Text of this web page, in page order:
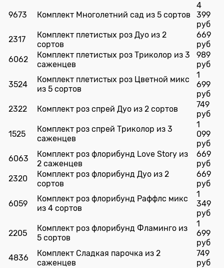
9673 Комплект Многолетний сад из 5 сортов
4
399
руб
2317
Комплект плетистых роз Дуо из 2
сортов
669
руб
6062
Комплект плетистых роз Триколор из 3
саженцев
989
руб
3524
Комплект плетистых роз Цветной микс
из 5 сортов
1
699
руб
2322
Комплект роз спрей Дуо из 2 сортов
749
руб
1525
Комплект роз спрей Триколор из 3
саженцев
1
099
руб
6063
Комплект роз флорибунд Love Story из
2 саженцев
669
руб
2320
Комплект роз флорибунд Дуо из 2
сортов
669
руб
6059
Комплект роз флорибунд Раффлс микс
из 4 сортов
1
349
руб
2205
Комплект роз флорибунд Фламинго из
5 сортов
1
699
руб
4836
Комплект Сладкая парочка из 2
саженцев
749
руб